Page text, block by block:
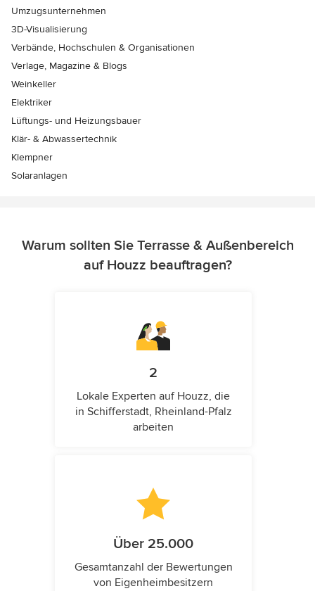
Umzugsunternehmen
3D-Visualisierung
Verbände, Hochschulen & Organisationen
Verlage, Magazine & Blogs
Weinkeller
Elektriker
Lüftungs- und Heizungsbauer
Klär- & Abwassertechnik
Klempner
Solaranlagen
Warum sollten Sie Terrasse & Außenbereich
auf Houzz beauftragen?
2
Lokale Experten auf Houzz, die
in Schifferstadt, Rheinland-Pfalz
arbeiten
Über 25.000
Gesamtanzahl der Bewertungen
von Eigenheimbesitzern